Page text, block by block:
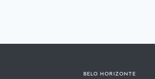
belo horizonte